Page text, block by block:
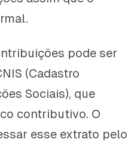
pode ser
(Cadastro
Sociais), que
contributivo. O
esse extrato pelo